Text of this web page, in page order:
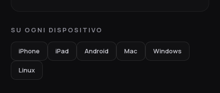
SU OGNI DISPOSITIVO
iPhone iPad Android Mac Windows
Linux